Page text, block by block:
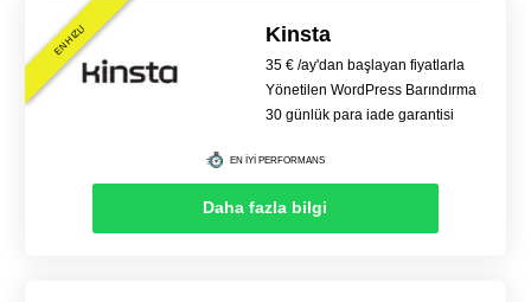
EN HIZLI Kinsta
35 € /ay'dan başlayan fiyatlarla
Yönetilen WordPress Barındırma
30 günlük para iade garantisi
EN İYİ PERFORMANS
Daha fazla bilgi